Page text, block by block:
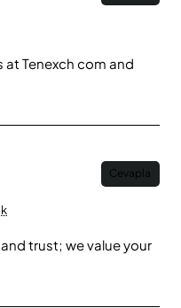
at Tenexch com and
Cevapla
trust; we value your